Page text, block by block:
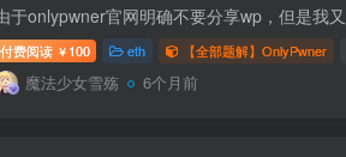
付费阅读 ￥ 100 eth 【全部题解】OnlyPwner
魔法少女雪殇 6个月前